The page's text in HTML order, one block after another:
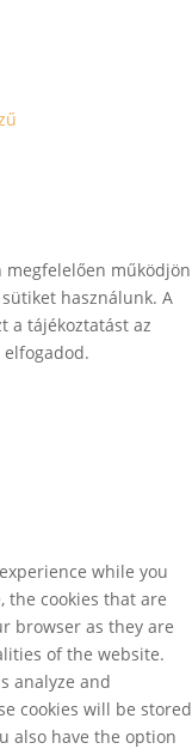
megfelelően működjön
használunk. A
a tájékoztatást az
elfogadod.
while you
the cookies that are
browser as they are
of the website.
analyze and
cookies will be stored
also have the option